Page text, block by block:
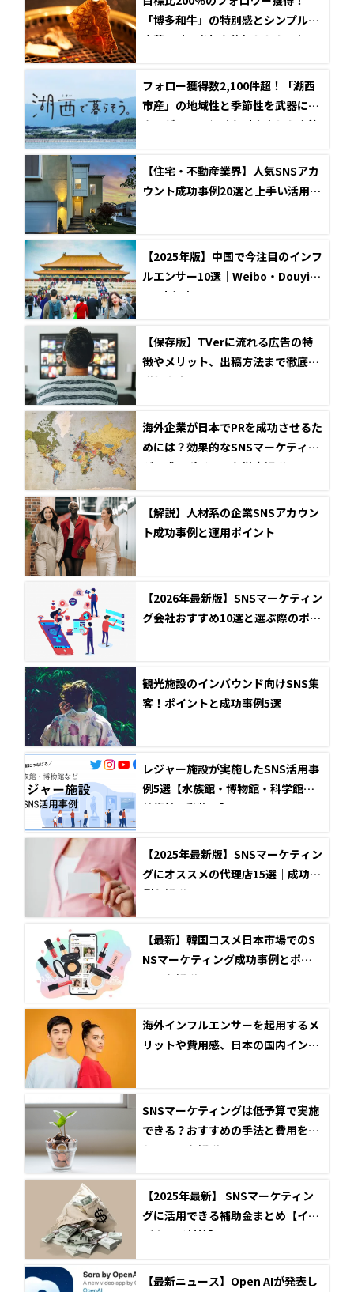
「博多和牛」の特別感とシンプルな
応募設計で参加を後押しした、福岡
ーン成功事例
フォロー獲得数2,100件超！「湖西
市産」の地域性と季節性を武器に、
ターゲットの興味を引き出した自治
【住宅・不動産業界】人気SNSアカ
ウント成功事例20選と上手い活用ポ
イント
【2025年版】中国で今注目のインフ
ルエンサー10選｜Weibo・Douyi
n・小紅書
【保存版】TVerに流れる広告の特
徴やメリット、出稿方法まで徹底解
説します！
海外企業が日本でPRを成功させるた
めには？効果的なSNSマーケティン
グの成功ポイントを徹底解説
【解説】人材系の企業SNSアカウン
ト成功事例と運用ポイント
【2026年最新版】SNSマーケティン
グ会社おすすめ10選と選ぶ際のポイ
観光施設のインバウンド向けSNS集
客！ポイントと成功事例5選
レジャー施設が実施したSNS活用事
例5選【水族館・博物館・科学館・
美術館・動物園】
【2025年最新版】SNSマーケティン
グにオススメの代理店15選｜成功事
例も解説
【最新】韓国コスメ日本市場でのS
NSマーケティング成功事例とポイ
ントを解説！
海外インフルエンサーを起用するメ
リットや費用感、日本の国内インフ
ルエンサーとの違いを解説！
SNSマーケティングは低予算で実施
できる？おすすめの手法と費用を抑
えるコツを解説！
【2025年最新】 SNSマーケティン
グに活用できる補助金まとめ【イン
バウンド対策】
【最新ニュース】Open AIが発表し